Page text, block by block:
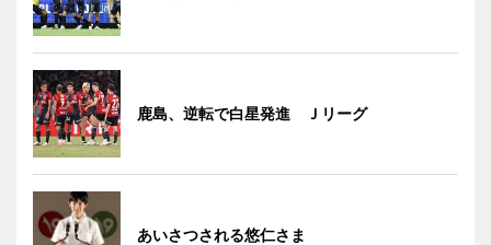
鹿島、逆転で白星発進 Ｊリーグ
あいさつされる悠仁さま